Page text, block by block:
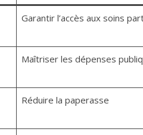
Garantir l’accès aux soins
Maîtriser les dépenses
Réduire la paperasse